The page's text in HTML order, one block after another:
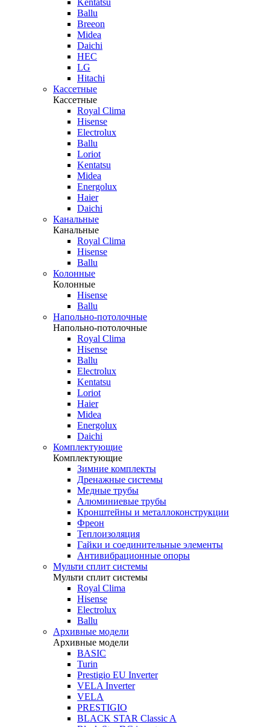
Kentatsu
Ballu
Breeon
Midea
Daichi
HEC
LG
Hitachi
Кассетные
Кассетные
Royal Clima
Hisense
Electrolux
Ballu
Loriot
Kentatsu
Midea
Energolux
Haier
Daichi
Канальные
Канальные
Royal Clima
Hisense
Ballu
Колонные
Колонные
Hisense
Ballu
Напольно-потолочные
Напольно-потолочные
Royal Clima
Hisense
Ballu
Electrolux
Kentatsu
Loriot
Haier
Midea
Energolux
Daichi
Комплектующие
Комплектующие
Зимние комплекты
Дренажные системы
Медные трубы
Алюминиевые трубы
Кронштейны и металлоконструкции
Фреон
Теплоизоляция
Гайки и соединительные элементы
Антивибрационные опоры
Мульти сплит системы
Мульти сплит системы
Royal Clima
Hisense
Electrolux
Ballu
Архивные модели
Архивные модели
BASIC
Turin
Prestigio EU Inverter
VELA Inverter
VELA
PRESTIGIO
BLACK STAR Classic A